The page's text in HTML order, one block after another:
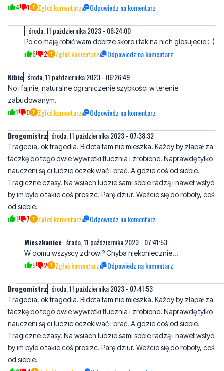
Po co mają robić wam dobrze skoro i tak na nich głosujecie :-)
środa, 11 października 2023 - 06:26:49
No i fajnie, naturalne ograniczenie szybkości w terenie
1 0 Zgłoś komentarz Odpowiedz na komentarz
Drogomistrz środa, 11 października 2023 - 07:38:32
Tragedia, ok tragedia. Bidota tam nie mieszka. Każdy by złapał za
nauczeni są ci ludzie oczekiwać i brać. A gdzie coś od siebie.
Tragiczne czasy. Na wsiach ludzie sami sobie radzą i nawet wstyd
by im było o takie coś prosizc. Parę dziur. Weźcie się do roboty, coś
od siebie.
1 7 Zgłoś komentarz Odpowiedz na komentarz
Mieszkaniec
W domu wszyscy zdrowi? Chyba niekoniecznie...
Drogomistrz środa, 11 października 2023 - 07:41:53
Tragedia, ok tragedia. Bidota tam nie mieszka. Każdy by złapał za
nauczeni są ci ludzie oczekiwać i brać. A gdzie coś od siebie.
Tragiczne czasy. Na wsiach ludzie sami sobie radzą i nawet wstyd
by im było o takie coś prosizc. Parę dziur. Weźcie się do roboty, coś
od siebie.
0 4 Zgłoś komentarz Odpowiedz na komentarz
Mieszkaniec